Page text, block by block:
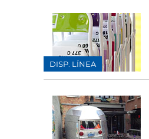
DISP. LÍNEA